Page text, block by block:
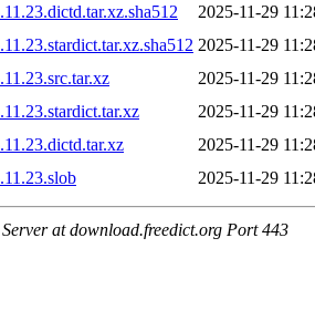
2025-11-29
2025-11-29
2025-11-29
2025-11-29
2025-11-29
2025-11-29
at download.freedict.org Port 443